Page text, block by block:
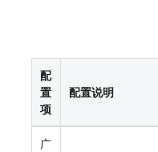
配
置
项
配置说明
广